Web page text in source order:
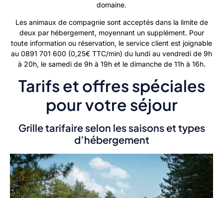
domaine.
Les animaux de compagnie sont acceptés dans la limite de
deux par hébergement, moyennant un supplément. Pour
toute information ou réservation, le service client est joignable
au 0891 701 600 (0,25€ TTC/min) du lundi au vendredi de 9h
à 20h, le samedi de 9h à 19h et le dimanche de 11h à 16h.
Tarifs et offres spéciales
pour votre séjour
Grille tarifaire selon les saisons et types
d’hébergement